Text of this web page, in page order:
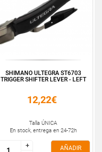
SHIMANO ULTEGRA ST6703
TRIGGER SHIFTER LEVER - LEFT
12,22€
Talla ÚNICA
En stock, entrega en 24-72h
+
+
AÑADIR